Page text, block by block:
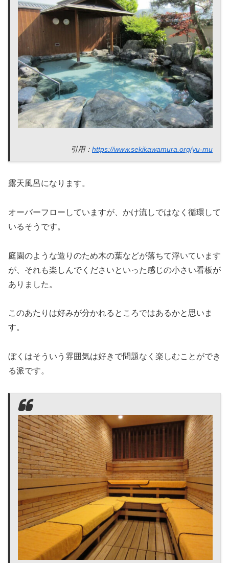
引用： https://www.sekikawamura.org/yu-mu
露天風呂になります。
オーバーフローしていますが、かけ流しではなく循環して
いるそうです。
庭園のような造りのため木の葉などが落ちて浮いています
が、それも楽しんでくださいといった感じの小さい看板が
ありました。
このあたりは好みが分かれるところではあるかと思いま
す。
ぼくはそういう雰囲気は好きで問題なく楽しむことができ
る派です。